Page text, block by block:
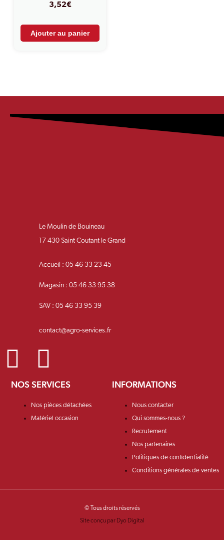
3,52€
Ajouter au panier
Le Moulin de Bouineau
17 430 Saint Coutant le Grand
Accueil : 05 46 33 23 45
Magasin : 05 46 33 95 38
SAV : 05 46 33 95 39
contact@agro-services.fr
NOS SERVICES
Nos pièces détachées
Matériel occasion
INFORMATIONS
Nous contacter
Qui sommes-nous ?
Recrutement
Nos partenaires
Politiques de confidentialité
Conditions générales de ventes
© Tous droits réservés
Site conçu par Dyo Digital